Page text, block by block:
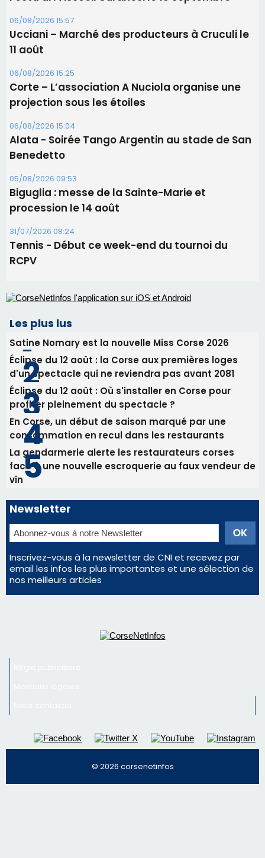
06/08/2026 15:04
Alata - Soirée Tango Argentin au stade de San
Benedetto
05/08/2026 09:53
Biguglia : messe de la Sainte-Marie et
procession le 14 août
31/07/2026 08:24
Tennis - Début ce week-end du tournoi du
RCPV
Les plus lus
Satine Nomary est la nouvelle Miss Corse 2026
Éclipse du 12 août : la Corse aux premières loges
d'un spectacle qui ne reviendra pas avant 2081
profiter pleinement du spectacle ?
consommation en recul dans les restaurants
La gendarmerie alerte les restaurateurs corses
face à une nouvelle escroquerie au faux vendeur de
vin
Newsletter
Inscrivez-vous à la newsletter de CNI et recevez par
email les infos les plus importantes et une sélection de
nos meilleurs articles
Régie publicitaire
Mentions légales
Nous contacter